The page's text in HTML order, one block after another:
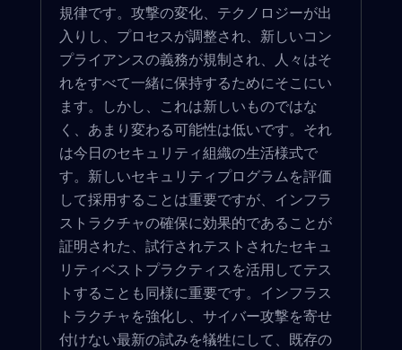
規律です。攻撃の変化、テクノロジーが出
入りし、プロセスが調整され、新しいコン
プライアンスの義務が規制され、人々はそ
れをすべて一緒に保持するためにそこにい
ます。しかし、これは新しいものではな
く、あまり変わる可能性は低いです。それ
は今日のセキュリティ組織の生活様式で
す。新しいセキュリティプログラムを評価
して採用することは重要ですが、インフラ
ストラクチャの確保に効果的であることが
証明された、試行されテストされたセキュ
リティベストプラクティスを活用してテス
トすることも同様に重要です。インフラス
トラクチャを強化し、サイバー攻撃を寄せ
付けない最新の試みを犠牲にして、既存の